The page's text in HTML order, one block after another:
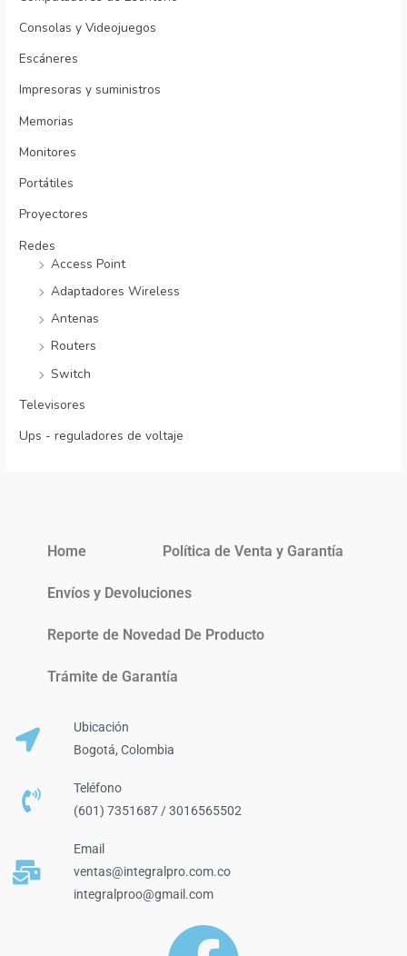
Consolas y Videojuegos
Escáneres
Impresoras y suministros
Memorias
Monitores
Portátiles
Proyectores
Redes
Access Point
Adaptadores Wireless
Antenas
Routers
Switch
Televisores
Ups - reguladores de voltaje
Home Política de Venta y Garantía
Envíos y Devoluciones
Reporte de Novedad De Producto
Trámite de Garantía
Ubicación
Bogotá, Colombia
Teléfono
(601) 7351687 / 3016565502
Email
ventas@integralpro.com.co
integralproo@gmail.com